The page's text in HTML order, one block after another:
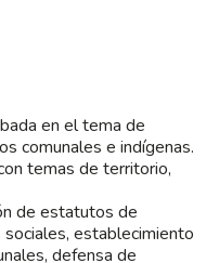
en el tema de
comunales e indígenas.
temas de territorio,
de estatutos de
establecimiento
defensa de